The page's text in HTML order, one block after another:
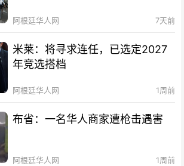
阿根廷华人网 7天前
米莱：将寻求连任，已选定2027
年竞选搭档
阿根廷华人网 1周前
布省：一名华人商家遭枪击遇害
阿根廷华人网 1周前